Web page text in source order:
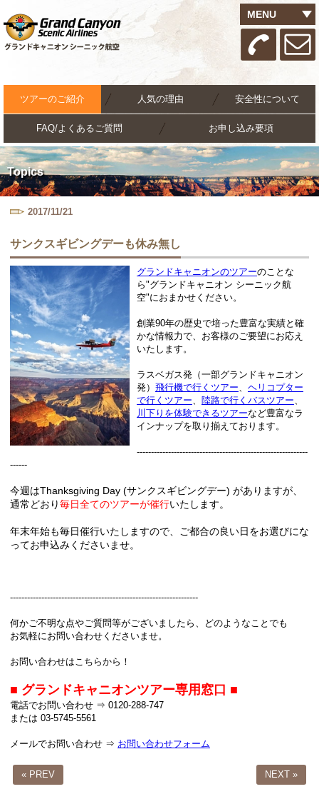
MENU
ツアーのご紹介 人気の理由 安全性について
FAQ/よくあるご質問 お申し込み要項
Topics
2017/11/21
サンクスギビングデーも休み無し
グランドキャニオンのツアーのことな
ら"グランドキャニオン シーニック航
空"におまかせください。
創業90年の歴史で培った豊富な実績と確
かな情報力で、お客様のご要望にお応え
いたします。
ラスベガス発（一部グランドキャニオン
発） 飛行機で行くツアー、 ヘリコプター
で行くツアー、 陸路で行くバスツアー、
川下りを体験できるツアーなど豊富なラ
インナップを取り揃えております。
------------------------------------------------------------
------
今週はThanksgiving Day (サンクスギビングデー) がありますが、
通常どおり毎日全てのツアーが催行いたします。
年末年始も毎日催行いたしますので、ご都合の良い日をお選びにな
ってお申込みくださいませ。
------------------------------------------------------------------
何かご不明な点やご質問等がございましたら、どのようなことでも
お気軽にお問い合わせくださいませ。
お問い合わせはこちらから！
■ グランドキャニオンツアー専用窓口 ■
電話でお問い合わせ ⇒ 0120-288-747
または 03-5745-5561
メールでお問い合わせ ⇒ お問い合わせフォーム
« PREV NEXT »